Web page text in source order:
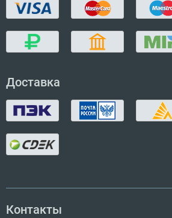
Доставка
Контакты